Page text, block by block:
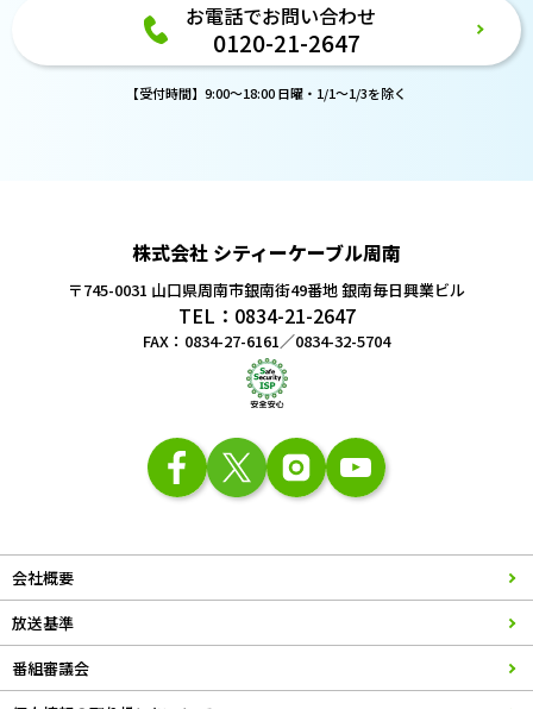
お電話でお問い合わせ
0120-21-2647
【受付時間】9:00～18:00 日曜・1/1～1/3を除く
株式会社 シティーケーブル周南
〒745-0031 山口県周南市銀南街49番地銀南毎日興業ビル
TEL：0834-21-2647
FAX：0834-27-6161／0834-32-5704
会社概要
放送基準
番組審議会